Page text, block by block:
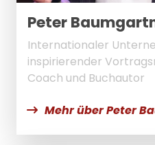
Peter
Internationaler
inspirierender
Coach und Buchautor
Mehr über Peter